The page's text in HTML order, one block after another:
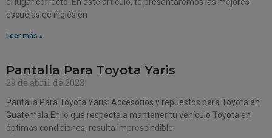
escuelas de inglés en
Leer más »
Pantalla Para Toyota Yaris
29 de abril de 2023
Pantalla Para Toyota Yaris: Accesorios y repuestos para Toyota en
Guatemala En lo que respecta a mantener tu vehículo Toyota en
óptimas condiciones, resulta imprescindible